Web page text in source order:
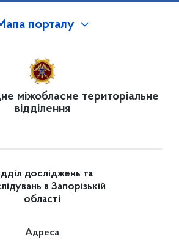
порталу
міжобласне територіальне
відділення
досліджень та
в Запорізькій
області
Адреса